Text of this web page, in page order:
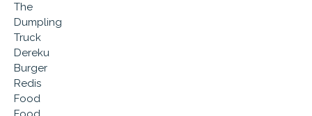
The
Dumpling
Truck
Dereku
Burger
Redis
Food